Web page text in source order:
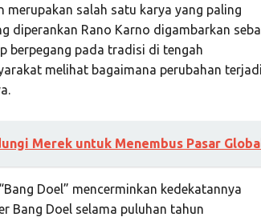
merupakan salah satu karya yang paling
diperankan Rano Karno digambarkan
berpegang pada tradisi di tengah
melihat bagaimana perubahan terjadi
Merek untuk Menembus Pasar
Doel” mencerminkan kedekatannya
Bang Doel selama puluhan tahun